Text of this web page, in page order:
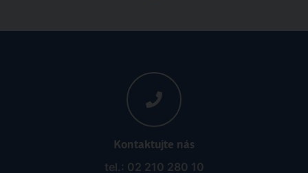
Kontaktujte nás
tel.: 02 210 280 10